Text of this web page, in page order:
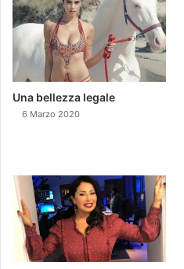
Una bellezza legale
6 Marzo 2020